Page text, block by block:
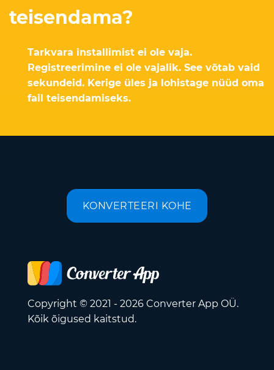
teisendama?
Tarkvara installimist ei ole vaja.
Registreerimine ei ole vajalik. See võtab vaid
sekundeid. Kerige üles ja lohistage nüüd oma
fail teisendamiseks.
KONVERTEERI KOHE
Copyright © 2021 - 2026 Converter App OÜ.
Kõik õigused kaitstud.